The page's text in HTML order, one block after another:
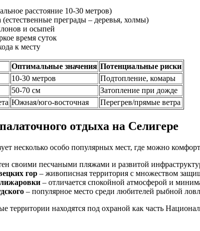
расстояние 10-30 метров)
преграды – деревья, холмы)
и осыпей
время суток
к месту
Оптимальные значения Потенциальные риски
10-30 метров
Подтопление, комары
50-70 см
Затопление при дожде
Южная/юго-восточная Перегрев/прямые ветра
отдыха на Селигере
несколько особо популярных мест, где можно
своими песчаными пляжами и развитой
гор – живописная территория с множеством
– отличается спокойной атмосферой и
– популярное место среди любителей рыбной
территории находятся под охраной как часть